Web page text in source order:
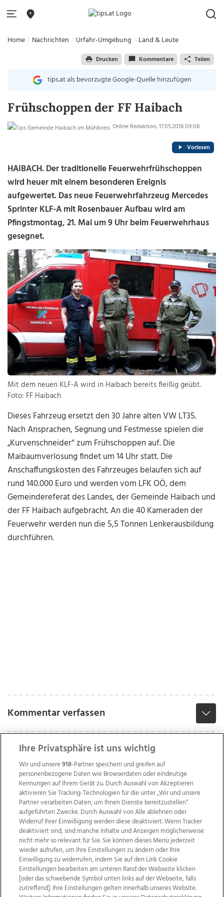
Home Nachrichten Urfahr-Umgebung Land & Leute
Drucken Kommentare Teilen
tips.at als bevorzugte Google-Quelle hinzufügen
Frühschoppen der FF Haibach
Online Redaktion, 17.05.2018 09:08
Vorlesen
HAIBACH. Der traditionelle Feuerwehrfrühschoppen
wird heuer mit einem besonderen Ereignis
aufgewertet. Das neue Feuerwehrfahrzeug Mercedes
Sprinter KLF-A mit Rosenbauer Aufbau wird am
Pfingstmontag, 21. Mai um 9 Uhr beim Feuerwehrhaus
gesegnet.
Mit dem neuen KLF-A wird in Haibach bereits fleißig geübt.
Foto: FF Haibach
Dieses Fahrzeug ersetzt den 30 Jahre alten VW LT35.
Nach Ansprachen, Segnung und Festmesse spielen die
„Kurvenschneider“ zum Frühschoppen auf. Die
Maibaumverlosung findet um 14 Uhr statt. Die
Anschaffungskosten des Fahrzeuges belaufen sich auf
rund 140.000 Euro und werden vom LFK OÖ, dem
Gemeindereferat des Landes, der Gemeinde Haibach und
der FF Haibach aufgebracht. An die 40 Kameraden der
Feuerwehr werden nun die 5,5 Tonnen Lenkerausbildung
durchführen.
Kommentar verfassen
Wir über uns Mediadaten Kontakt
Jobs
Datenschutz
Impressum
AGB Anzeigekunden
AGB Website
Ehrenkodex Politische Werbung
Ihre Privatsphäre ist uns wichtig
Wir und unsere918-Partner speichern und greifen auf
personenbezogene Daten wie Browserdaten oder eindeutige
Kennungen auf Ihrem Gerät zu. Durch Auswahl von Akzeptieren
aktivieren Sie Tracking-Technologien für die unter „Wir und unsere
Partner verarbeiten Daten, um Ihnen Dienste bereitzustellen“
aufgeführten Zwecke. Durch Auswahl von Alle ablehnen oder
Widerruf Ihrer Einwilligung werden diese deaktiviert. Wenn Tracker
deaktiviert sind, sind manche Inhalte und Anzeigen möglicherweise
nicht mehr so relevant für Sie. Sie können dieses Menü jederzeit
wieder aufrufen, um Ihre Einstellungen zu ändern oder Ihre
Einwilligung zu widerrufen, indem Sie auf den Link Cookie
Einstellungen bearbeiten am unteren Rand der Webseite klicken
[oder das schwebende Symbol unten links auf der Webseite, falls
zutreffend]. Ihre Einstellungen gelten innerhalb unseres Website.